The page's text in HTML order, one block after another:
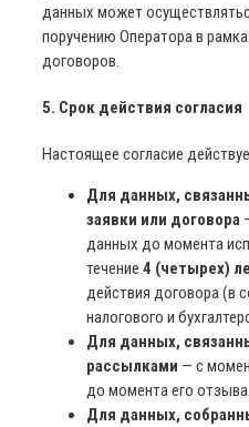
данных может
поручению Оператора в
договоров.
5. Срок действия согласия
Настоящее согласие
Для данных,
заявки или договора
данных до момента
течение 4 (четырех)
действия договора (в
налогового и
Для данных,
рассылками — с
до момента его отзыва.
Для данных,